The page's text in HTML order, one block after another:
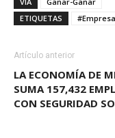
ETIQUETAS
Artículo anterior
LA ECONOMÍA DE
SUMA 157,432
CON SEGURIDAD